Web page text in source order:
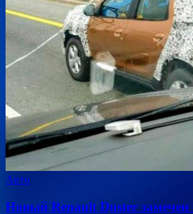
Авто
Новый Renault Duster замечен